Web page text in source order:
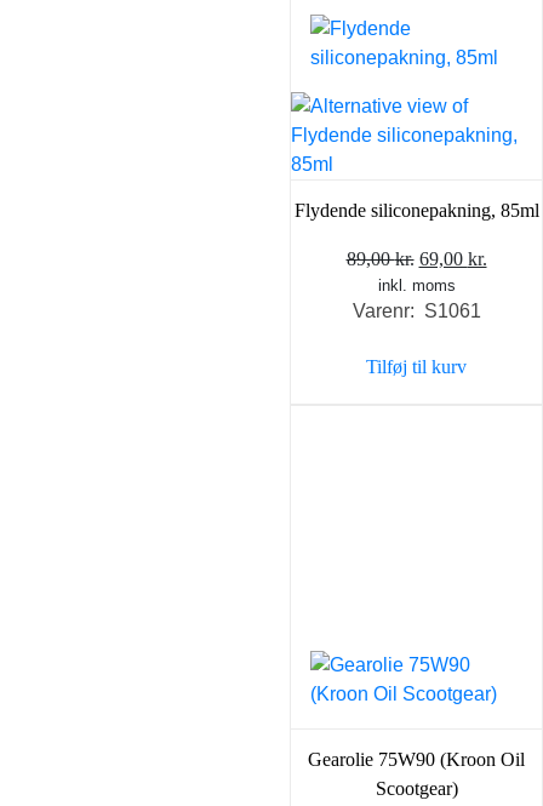
Flydende siliconepakning, 85ml
89,00kr. Den
oprindelige
pris
89,00 kr..
69,00 kr.
inkl. moms
Varenr: S1061
Tilføj til kurv
Gearolie 75W90 (Kroon Oil
Scootgear)